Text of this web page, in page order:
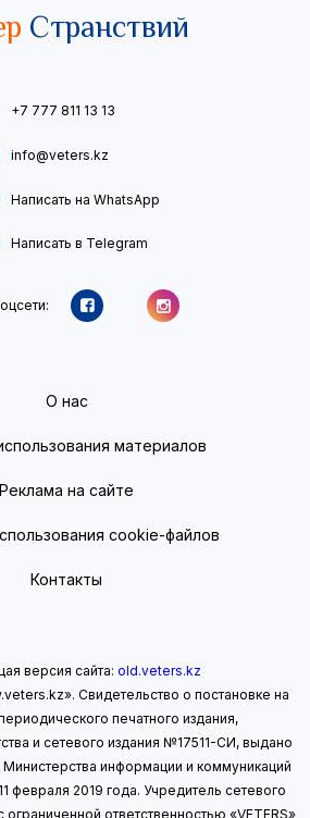
Странствий
+7 777 811 13 13
info@veters.kz
Написать на WhatsApp
Написать в Telegram
О нас
материалов
Реклама на сайте
cookie-файлов
Контакты
версия сайта: old.veters.kz
Свидетельство о постановке на
печатного издания,
и сетевого издания №17511-СИ, выдано
информации и коммуникаций
февраля 2019 года. Учредитель сетевого
ответственностью «VETERS»